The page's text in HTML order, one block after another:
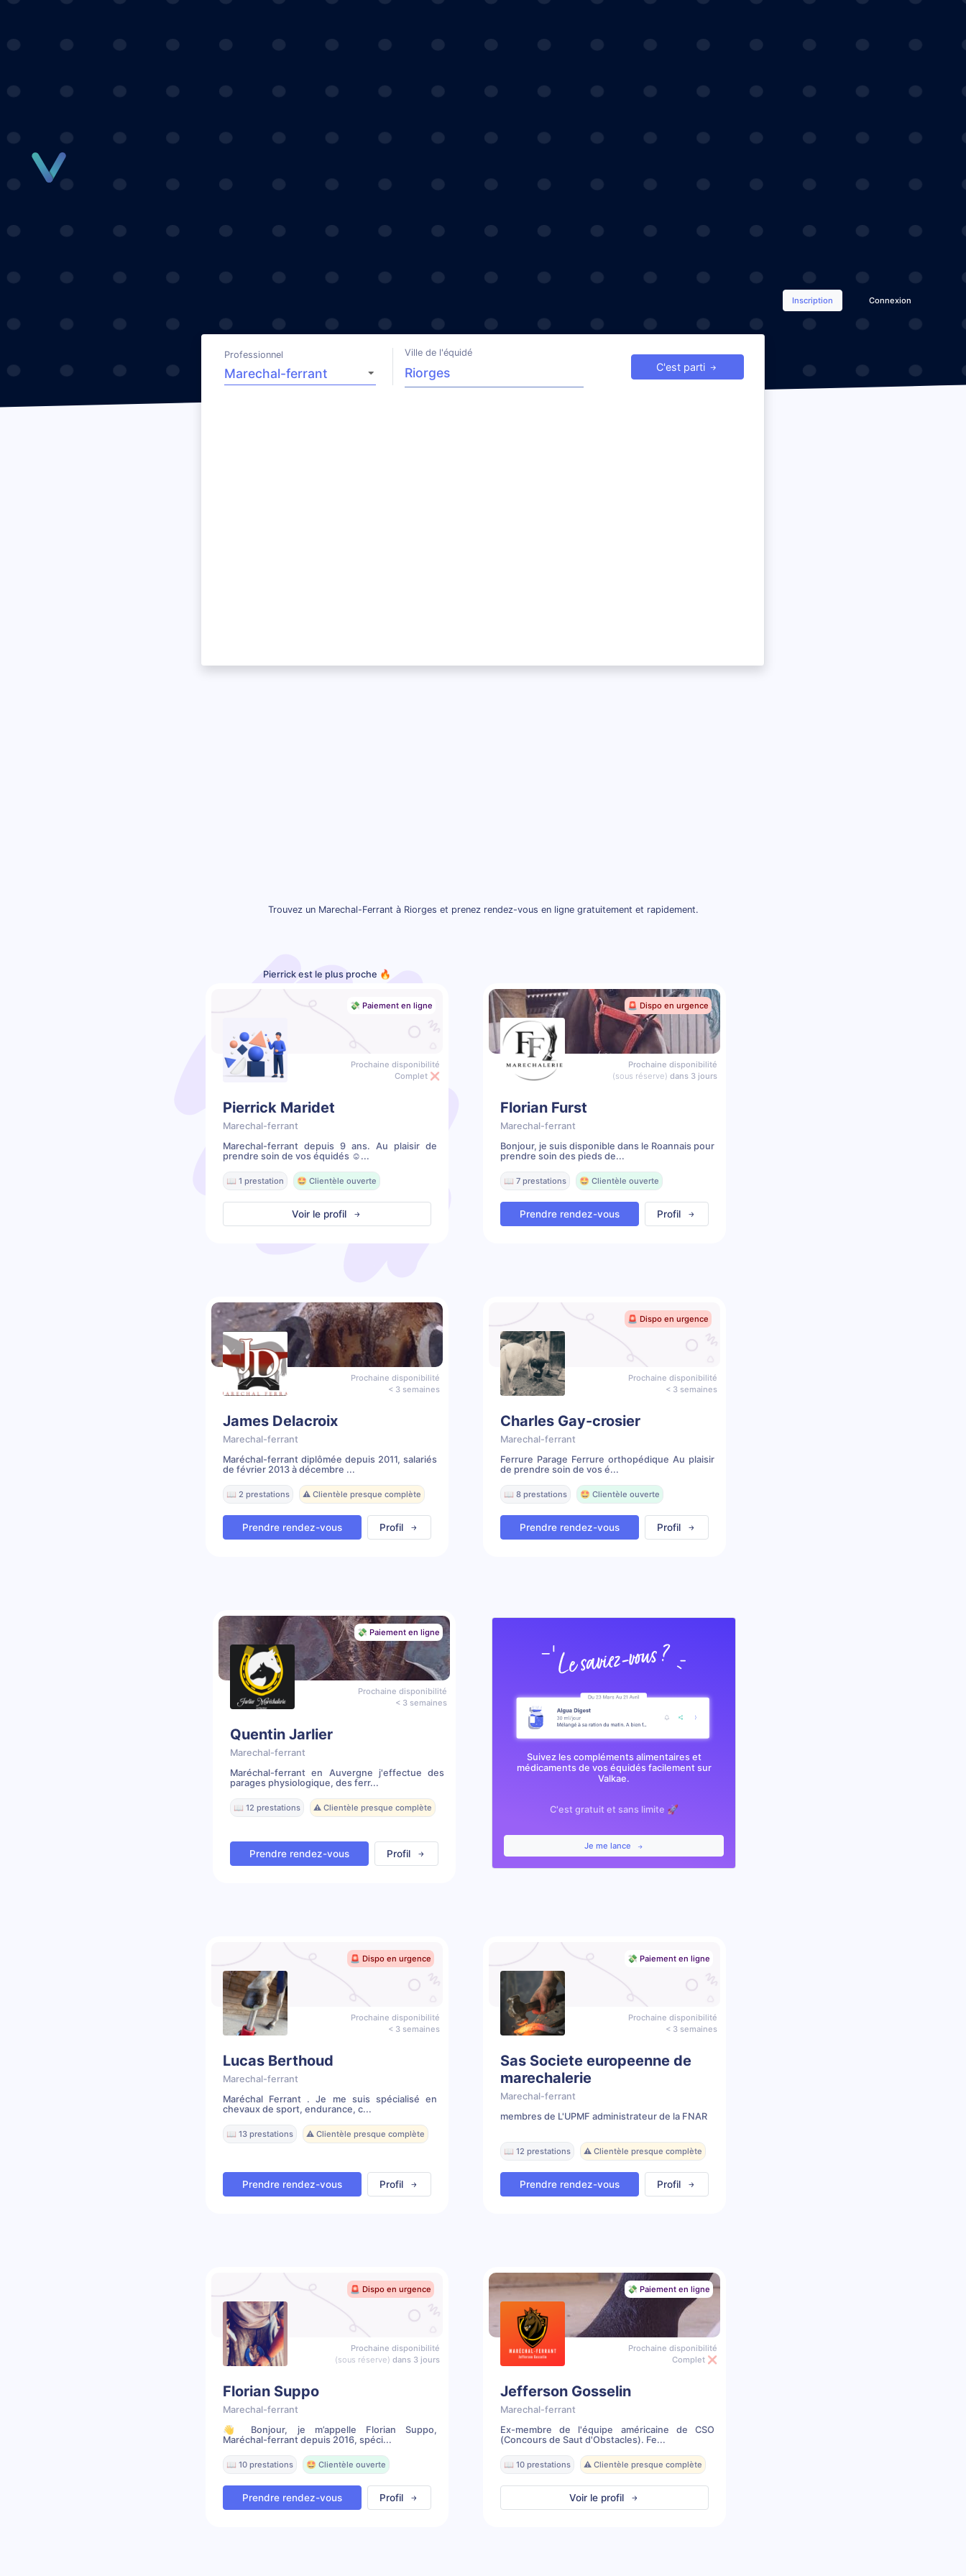
Inscription Connexion
Professionnel Ville de l'équidé
C'est parti
Trouvez un Marechal-Ferrant à Riorges et prenez rendez-vous en ligne gratuitement et rapidement.
Pierrick est le plus proche 🔥
💸 Paiement en ligne
Prochaine disponibilité
Complet ❌
Pierrick Maridet
Marechal-ferrant
Marechal-ferrant depuis 9 ans. Au plaisir de
prendre soin de vos équidés ☺...
📖 1 prestation 🤩 Clientèle ouverte
Voir le profil
🚨 Dispo en urgence
Prochaine disponibilité
(sous réserve) dans 3 jours
Florian Furst
Marechal-ferrant
Bonjour, je suis disponible dans le Roannais pour
prendre soin des pieds de...
📖 7 prestations 🤩 Clientèle ouverte
Prendre rendez-vous Profil
Prochaine disponibilité
< 3 semaines
James Delacroix
Marechal-ferrant
Maréchal-ferrant diplômée depuis 2011, salariés
de février 2013 à décembre ...
📖 2 prestations ⚠️ Clientèle presque complète
Prendre rendez-vous Profil
🚨 Dispo en urgence
Prochaine disponibilité
< 3 semaines
Charles Gay-crosier
Marechal-ferrant
Ferrure Parage Ferrure orthopédique Au plaisir
de prendre soin de vos é...
📖 8 prestations 🤩 Clientèle ouverte
Prendre rendez-vous Profil
💸 Paiement en ligne
Prochaine disponibilité
< 3 semaines
Quentin Jarlier
Marechal-ferrant
Maréchal-ferrant en Auvergne j'effectue des
parages physiologique, des ferr...
📖 12 prestations ⚠️ Clientèle presque complète
Prendre rendez-vous Profil
Suivez les compléments alimentaires et
médicaments de vos équidés facilement sur
Valkae.
C'est gratuit et sans limite 🚀
Je me lance
🚨 Dispo en urgence
Prochaine disponibilité
< 3 semaines
Lucas Berthoud
Marechal-ferrant
Maréchal Ferrant . Je me suis spécialisé en
chevaux de sport, endurance, c...
📖 13 prestations ⚠️ Clientèle presque complète
Prendre rendez-vous Profil
💸 Paiement en ligne
Prochaine disponibilité
< 3 semaines
Sas Societe europeenne de
marechalerie
Marechal-ferrant
membres de L'UPMF administrateur de la FNAR
📖 12 prestations ⚠️ Clientèle presque complète
Prendre rendez-vous Profil
🚨 Dispo en urgence
Prochaine disponibilité
(sous réserve) dans 3 jours
Florian Suppo
Marechal-ferrant
👋 Bonjour, je m’appelle Florian Suppo,
Maréchal-ferrant depuis 2016, spéci...
📖 10 prestations 🤩 Clientèle ouverte
Prendre rendez-vous Profil
💸 Paiement en ligne
Prochaine disponibilité
Complet ❌
Jefferson Gosselin
Marechal-ferrant
Ex-membre de l'équipe américaine de CSO
(Concours de Saut d'Obstacles). Fe...
📖 10 prestations ⚠️ Clientèle presque complète
Voir le profil